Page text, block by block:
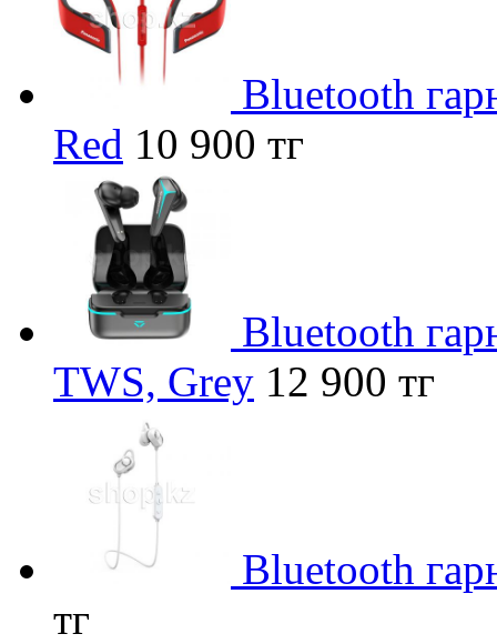
Bluetooth
Red 10 900 тг
Bluetooth
TWS, Grey 12 900 тг
Bluetooth
тг